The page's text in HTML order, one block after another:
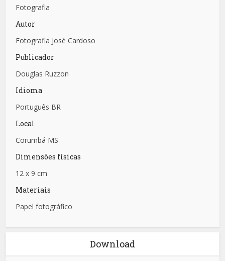
Fotografia
Autor
Fotografia José Cardoso
Publicador
Douglas Ruzzon
Idioma
Português BR
Local
Corumbá MS
Dimensões físicas
12 x 9 cm
Materiais
Papel fotográfico
Download